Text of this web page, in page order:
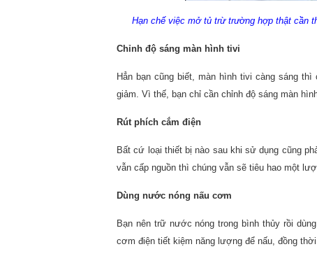
Hạn chế việc mở tủ trừ trường hợp thật cần
Chỉnh độ sáng màn hình tivi
Hẳn bạn cũng biết, màn hình tivi càng sáng
giảm. Vì thế, bạn chỉ cần chỉnh độ sáng màn
Rút phích cắm điện
Bất cứ loại thiết bị nào sau khi sử dụng cũng
vẫn cấp nguồn thì chúng vẫn sẽ tiêu hao một
Dùng nước nóng nấu cơm
Bạn nên trữ nước nóng trong bình thủy rồi
cơm điện tiết kiệm năng lượng để nấu, đồng